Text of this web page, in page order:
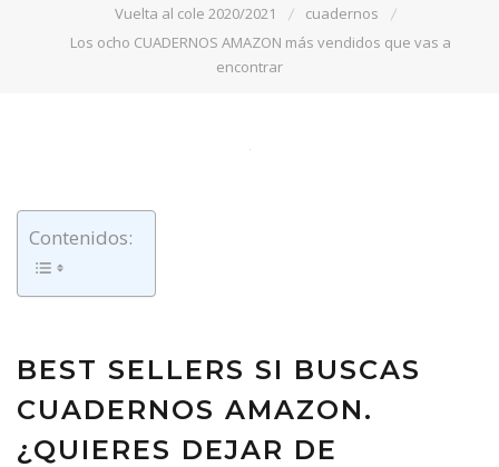
Vuelta al cole 2020/2021
cuadernos
Los ocho CUADERNOS AMAZON más vendidos que vas a
encontrar
Contenidos:
BEST SELLERS SI BUSCAS
CUADERNOS AMAZON.
¿QUIERES DEJAR DE